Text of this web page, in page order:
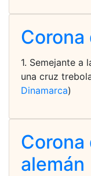
Corona
1. Semejante a
una cruz
Dinamarca)
Corona
alemán